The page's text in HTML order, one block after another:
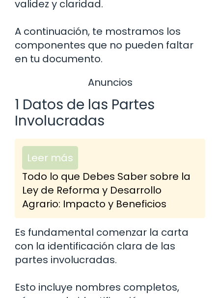
validez y claridad.
A continuación, te mostramos los
componentes que no pueden faltar
en tu documento.
Anuncios
1 Datos de las Partes
Involucradas
Leer más
Todo lo que Debes Saber sobre la
Ley de Reforma y Desarrollo
Agrario: Impacto y Beneficios
Es fundamental comenzar la carta
con la identificación clara de las
partes involucradas.
Esto incluye nombres completos,